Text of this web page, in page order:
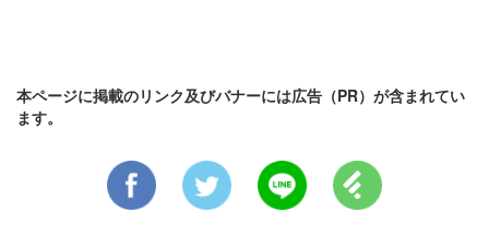
本ページに掲載のリンク及びバナーには広告（PR）が含まれてい
ます。